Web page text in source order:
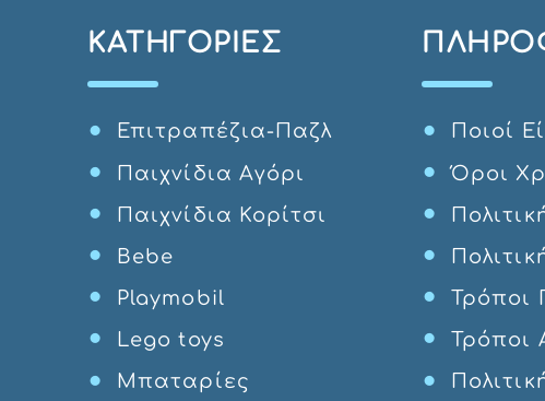
ΚΑΤΗΓΟΡΊΕΣ
Επιτραπέζια-Παζλ
Παιχνίδια Αγόρι
Παιχνίδια Κορίτσι
Bebe
Playmobil
Lego toys
Μπαταρίες
Ποιοί
Όροι
Τρόποι
Τρόποι